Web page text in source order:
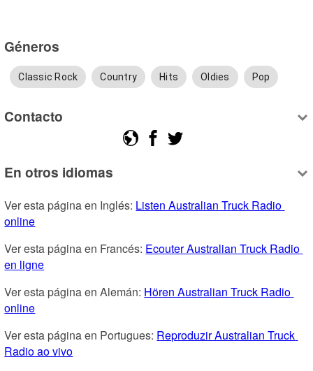
Géneros
Classic Rock Country Hits Oldies Pop
Contacto
En otros idiomas
Ver esta página en Inglés: Listen Australian Truck Radio
online
Ver esta página en Francés: Ecouter Australian Truck Radio
en ligne
Ver esta página en Alemán: Hören Australian Truck Radio
online
Ver esta página en Portugues: Reproduzir Australian Truck
Radio ao vivo